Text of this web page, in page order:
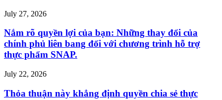
July 27, 2026
Nắm rõ quyền lợi của bạn: Những thay đổi của
chính phủ liên bang đối với chương trình hỗ trợ
thực phẩm SNAP.
July 22, 2026
Thỏa thuận này khẳng định quyền chia sẻ thực